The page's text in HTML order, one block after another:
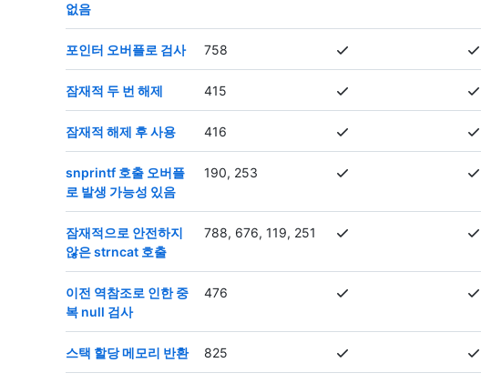
없음
포인터 오버플로 검사 758
잠재적 두 번 해제 415
잠재적 해제 후 사용 416
snprintf 호출 오버플
로 발생 가능성 있음
190, 253
잠재적으로 안전하지
않은 strncat 호출
788, 676, 119, 251
이전 역참조로 인한 중
복 null 검사
476
스택 할당 메모리 반환 825